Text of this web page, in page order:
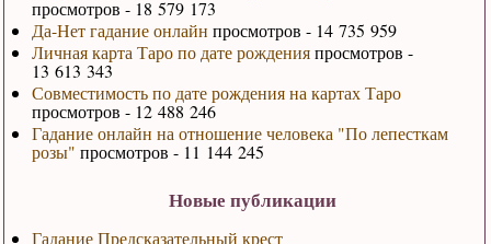
просмотров - 18 579 173
Да-Нет гадание онлайн просмотров - 14 735 959
Личная карта Таро по дате рожденияпросмотров -
13 613 343
Совместимость по дате рождения на картах Таро
просмотров - 12 488 246
Гадание онлайн на отношение человека "По лепесткам
розы" просмотров - 11 144 245
Новые публикации
Гадание Предсказательный крест